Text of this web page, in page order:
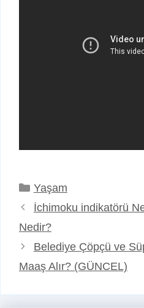
Kategoriler
Yaşam
İchimoku indikatörü
Nedir?
Belediye Çöpçü ve
Maaş Alır? (GÜNCEL)